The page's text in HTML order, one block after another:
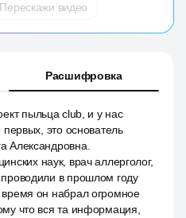
Перескажи видео
Расшифровка
пыльца club, и у нас
первых, это основатель
Александровна.
наук, врач аллерголог,
в прошлом году
он набрал огромное
что вся та информация,